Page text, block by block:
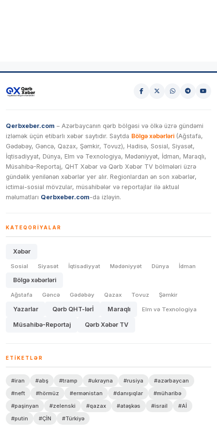
Qerbxeber.com – Azərbaycanın qərb bölgəsi və ölkə üzrə gündəmi
izləmək üçün etibarlı xəbər saytıdır. Saytda Bölgə xəbərləri (Ağstafa,
Gədəbəy, Gəncə, Qazax, Şəmkir, Tovuz), Hadisə, Sosial, Siyasət,
İqtisadiyyat, Dünya, Elm və Texnologiya, Mədəniyyət, İdman, Maraqlı,
Müsahibə-Reportaj, QHT Xəbər və Qərb Xəbər TV bölmələri üzrə
gündəlik yenilənən xəbərlər yer alır. Regionlardan ən son xəbərlər,
ictimai-sosial mövzular, müsahibələr və reportajlar ilə aktual
məlumatları Qerbxeber.com-da izləyin.
KATEQORIYALAR
Xəbər
Sosial Siyasət İqtisadiyyat Mədəniyyət Dünya İdman
Bölgə xəbərləri
Ağstafa Gəncə Gədəbəy Qazax Tovuz Şəmkir
Yazarlar Qərb QHT-lərİ Maraqlı Elm və Texnologiya
Müsahibə-Reportaj Qərb Xəbər TV
ETIKETLƏR
#iran #abş #tramp #ukrayna #rusiya
#azərbaycan
#neft
#hörmüz #ermənistan #danışıqlar
#müharibə
#paşinyan
#zelenski #qazax #atəşkəs #israil
#Aİ
#putin
#ÇİN #Türkiyə